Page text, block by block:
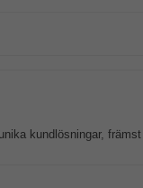
kundlösningar, främst